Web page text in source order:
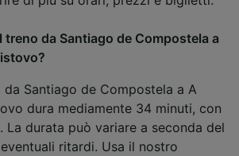
treno da Santiago de Compostela a
Santiago de Compostela a A
dura mediamente 34 minuti, con
La durata può variare a seconda del
ritardi. Usa il nostro